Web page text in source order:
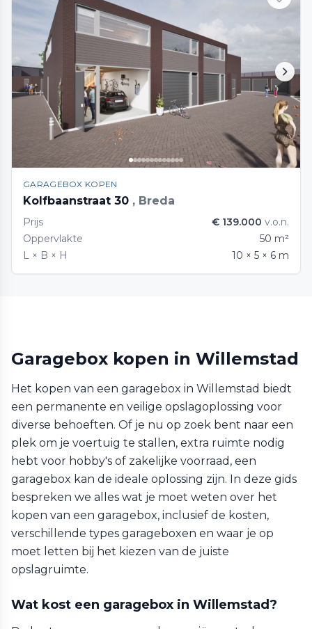
GARAGEBOX KOPEN
Kolfbaanstraat 30 , Breda
Prijs € 139.000 v.o.n.
Oppervlakte
50 m²
L × B × H
10 × 5 × 6 m
Garagebox kopen in Willemstad
Het kopen van een garagebox in Willemstad biedt
een permanente en veilige opslagoplossing voor
diverse behoeften. Of je nu op zoek bent naar een
plek om je voertuig te stallen, extra ruimte nodig
hebt voor hobby's of zakelijke voorraad, een
garagebox kan de ideale oplossing zijn. In deze gids
bespreken we alles wat je moet weten over het
kopen van een garagebox, inclusief de kosten,
verschillende types garageboxen en waar je op
moet letten bij het kiezen van de juiste
opslagruimte.
Wat kost een garagebox in Willemstad?